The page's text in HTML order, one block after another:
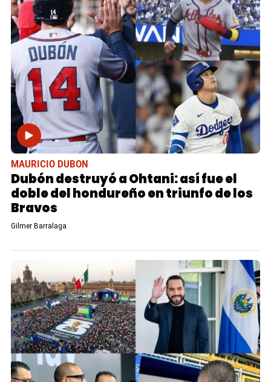
MAURICIO DUBON
Dubón destruyó a Ohtani: así fue el
doble del hondureño en triunfo de los
Bravos
Gilmer Barralaga